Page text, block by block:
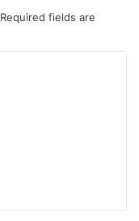
Required fields are